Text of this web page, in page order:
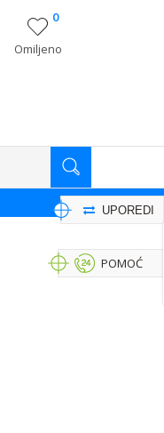
Omiljeno
0
UPOREDI
POMOĆ